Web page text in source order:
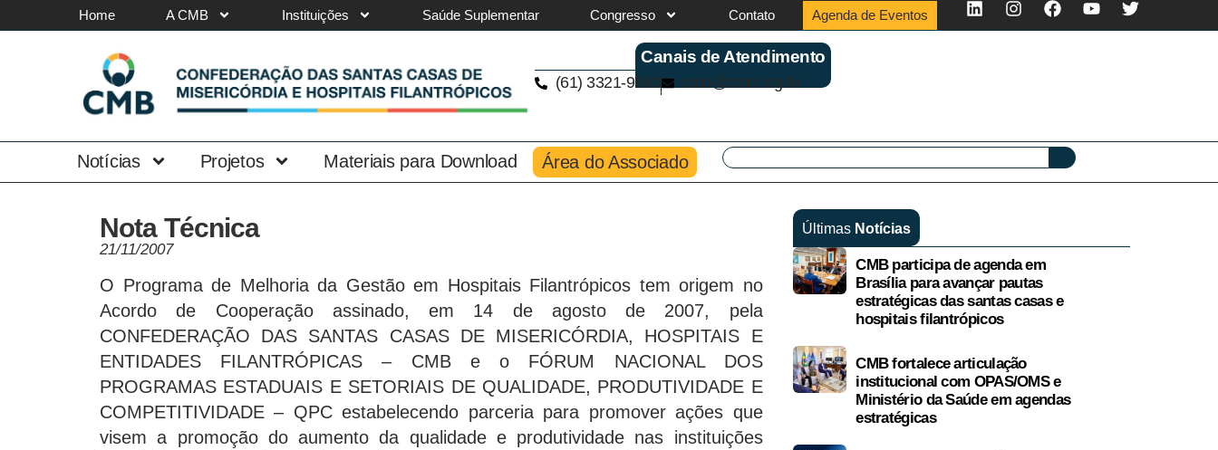
Home A CMB Instituições Saúde Suplementar Congresso Contato Agenda de Eventos
Canais de Atendimento
(61) 3321-9563 cmb@cmb.org.br
Notícias Projetos Materiais para Download Área do Associado
Nota Técnica
21/11/2007
O Programa de Melhoria da Gestão em Hospitais Filantrópicos tem origem no
Acordo de Cooperação assinado, em 14 de agosto de 2007, pela
CONFEDERAÇÃO DAS SANTAS CASAS DE MISERICÓRDIA, HOSPITAIS E
ENTIDADES FILANTRÓPICAS – CMB e o FÓRUM NACIONAL DOS
PROGRAMAS ESTADUAIS E SETORIAIS DE QUALIDADE, PRODUTIVIDADE E
COMPETITIVIDADE – QPC estabelecendo parceria para promover ações que
visem a promoção do aumento da qualidade e produtividade nas instituições
Últimas Notícias
CMB participa de agenda em
Brasília para avançar pautas
estratégicas das santas casas e
hospitais filantrópicos
CMB fortalece articulação
institucional com OPAS/OMS e
Ministério da Saúde em agendas
estratégicas